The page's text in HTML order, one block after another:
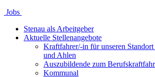
Jobs
Stenau als Arbeitgeber
Aktuelle Stellenangebote
Kraftfahrer/-in für unseren
und Ahlen
Auszubildende zum
Kommunal